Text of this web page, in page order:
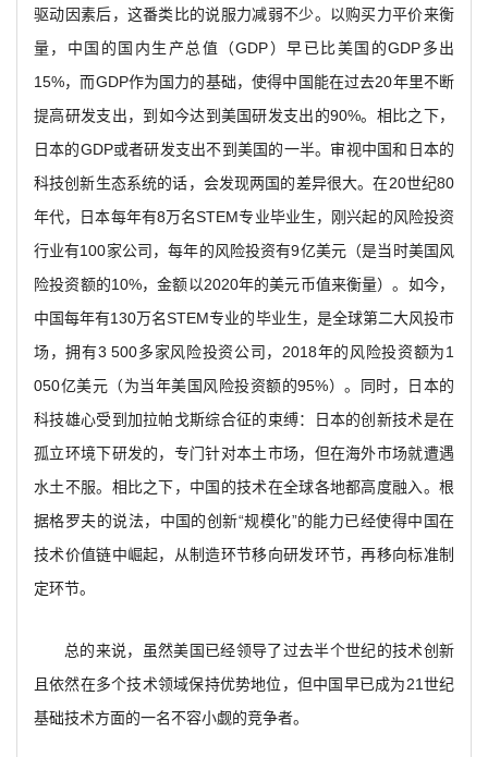
驱动因素后，这番类比的说服力减弱不少。以购买力平价来衡
量，中国的国内生产总值（GDP）早已比美国的GDP多出
15%，而GDP作为国力的基础，使得中国能在过去20年里不断
提高研发支出，到如今达到美国研发支出的90%。相比之下，
日本的GDP或者研发支出不到美国的一半。审视中国和日本的
科技创新生态系统的话，会发现两国的差异很大。在20世纪80
年代，日本每年有8万名STEM专业毕业生，刚兴起的风险投资
行业有100家公司，每年的风险投资有9亿美元（是当时美国风
险投资额的10%，金额以2020年的美元币值来衡量）。如今，
中国每年有130万名STEM专业的毕业生，是全球第二大风投市
场，拥有3 500多家风险投资公司，2018年的风险投资额为1
050亿美元（为当年美国风险投资额的95%）。同时，日本的
科技雄心受到加拉帕戈斯综合征的束缚：日本的创新技术是在
孤立环境下研发的，专门针对本土市场，但在海外市场就遭遇
水土不服。相比之下，中国的技术在全球各地都高度融入。根
据格罗夫的说法，中国的创新“规模化”的能力已经使得中国在
技术价值链中崛起，从制造环节移向研发环节，再移向标准制
定环节。
总的来说，虽然美国已经领导了过去半个世纪的技术创新
且依然在多个技术领域保持优势地位，但中国早已成为21世纪
基础技术方面的一名不容小觑的竞争者。